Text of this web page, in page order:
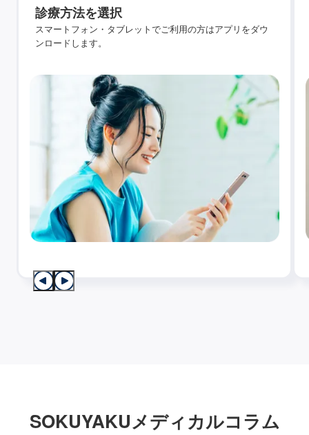
診療方法を選択
スマートフォン・タブレットでご利用の方はアプリをダウ
ンロードします。
SOKUYAKUメディカルコラム